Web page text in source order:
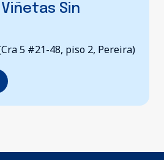
Sin
5 #21-48, piso 2, Pereira)